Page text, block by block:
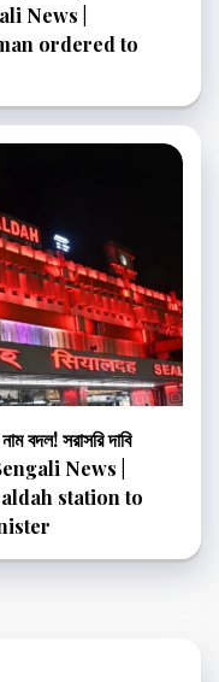
News |
ordered to
বদল! সরাসরি দাবি
Bengali News |
station to